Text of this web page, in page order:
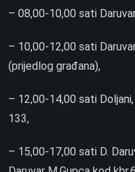
– 08,00-10,00 sati
– 10,00-12,00 sati
(prijedlog građana),
– 12,00-14,00 sati
133,
– 15,00-17,00 sati D.